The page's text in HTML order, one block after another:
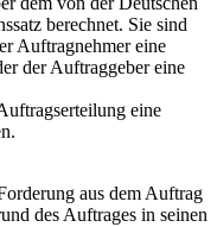
berechnet. Sie sind
Auftragnehmer eine
der Auftraggeber eine
eine
aus dem Auftrag
des Auftrages in seinen